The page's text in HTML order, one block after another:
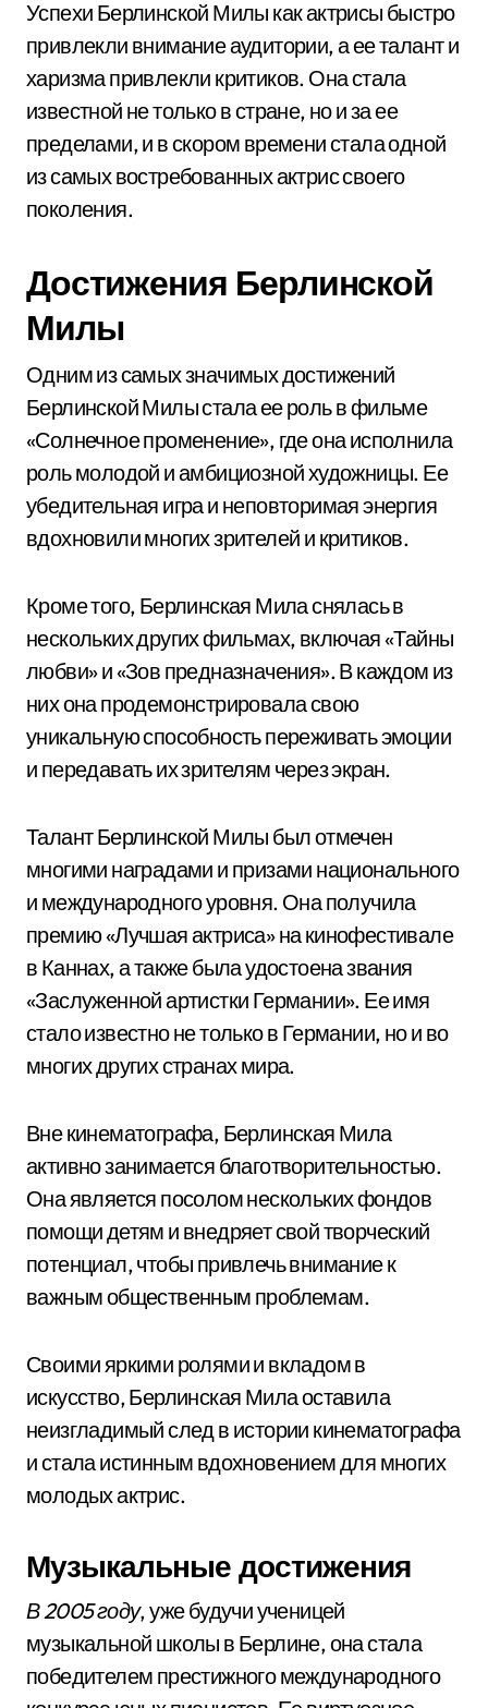
Успехи Берлинской Милы как актрисы быстро
привлекли внимание аудитории, а ее талант и
харизма привлекли критиков. Она стала
известной не только в стране, но и за ее
пределами, и в скором времени стала одной
из самых востребованных актрис своего
поколения.
Достижения Берлинской
Милы
Одним из самых значимых достижений
Берлинской Милы стала ее роль в фильме
«Солнечное променение», где она исполнила
роль молодой и амбициозной художницы. Ее
убедительная игра и неповторимая энергия
вдохновили многих зрителей и критиков.
Кроме того, Берлинская Мила снялась в
нескольких других фильмах, включая «Тайны
любви» и «Зов предназначения». В каждом из
них она продемонстрировала свою
уникальную способность переживать эмоции
и передавать их зрителям через экран.
Талант Берлинской Милы был отмечен
многими наградами и призами национального
и международного уровня. Она получила
премию «Лучшая актриса» на кинофестивале
в Каннах, а также была удостоена звания
«Заслуженной артистки Германии». Ее имя
стало известно не только в Германии, но и во
многих других странах мира.
Вне кинематографа, Берлинская Мила
активно занимается благотворительностью.
Она является посолом нескольких фондов
помощи детям и внедряет свой творческий
потенциал, чтобы привлечь внимание к
важным общественным проблемам.
Своими яркими ролями и вкладом в
искусство, Берлинская Мила оставила
неизгладимый след в истории кинематографа
и стала истинным вдохновением для многих
молодых актрис.
Музыкальные достижения
В 2005 году, уже будучи ученицей
музыкальной школы в Берлине, она стала
победителем престижного международного